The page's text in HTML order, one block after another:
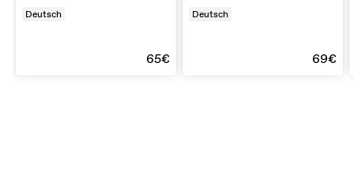
Deutsch
65€
Deutsch
69€